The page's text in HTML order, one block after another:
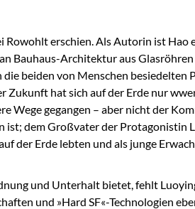
Rowohlt erschien. Als Autorin ist Hao
Bauhaus-Architektur aus
beiden von Menschen besiedelten
Zukunft hat sich auf der Erde nur
Wege gegangen – aber nicht der
ist; dem Großvater der Protagonistin
der Erde lebten und als junge
und Unterhalt bietet, fehlt
und »Hard SF«-Technologien